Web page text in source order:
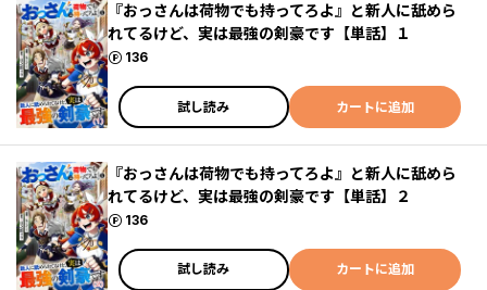
『おっさんは荷物でも持ってろよ』と新人に舐めら
れてるけど、実は最強の剣豪です【単話】１
136
ポイント
試し読み カートに追加
『おっさんは荷物でも持ってろよ』と新人に舐めら
れてるけど、実は最強の剣豪です【単話】２
136
ポイント
試し読み カートに追加